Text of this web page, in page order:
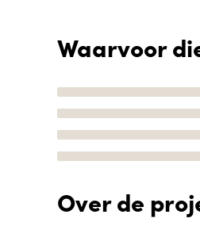
Waarvoor
Over de